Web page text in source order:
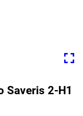
Saveris 2-H1